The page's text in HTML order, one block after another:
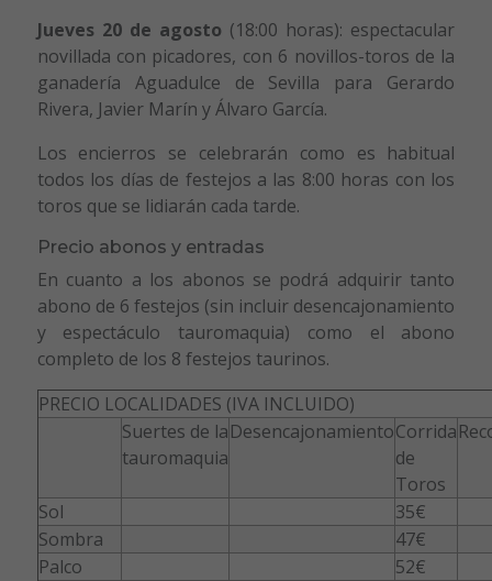
Jueves 20 de agosto (18:00 horas): espectacular
novillada con picadores, con 6 novillos-toros de la
ganadería Aguadulce de Sevilla para Gerardo
Rivera, Javier Marín y Álvaro García.
Los encierros se celebrarán como es habitual
todos los días de festejos a las 8:00 horas con los
toros que se lidiarán cada tarde.
Precio abonos y entradas
En cuanto a los abonos se podrá adquirir tanto
abono de 6 festejos (sin incluir desencajonamiento
y espectáculo tauromaquia) como el abono
completo de los 8 festejos taurinos.
PRECIO LOCALIDADES (IVA INCLUIDO)
Suertes de la
tauromaquia
DesencajonamientoCorrida
de
Toros
Sol
35€
Sombra
47€
Palco
52€